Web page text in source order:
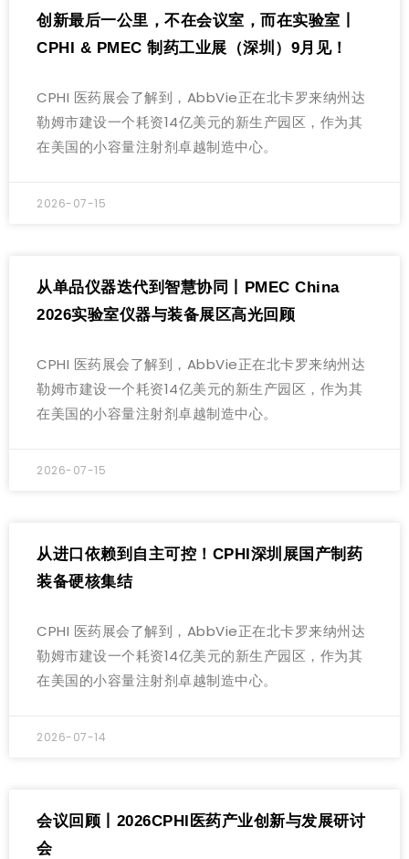
创新最后一公里，不在会议室，而在实验室丨
CPHI & PMEC 制药工业展（深圳）9月见！
CPHI 医药展会了解到，AbbVie正在北卡罗来纳州达
勒姆市建设一个耗资14亿美元的新生产园区，作为其
在美国的小容量注射剂卓越制造中心。
2026-07-15
从单品仪器迭代到智慧协同丨PMEC China
2026实验室仪器与装备展区高光回顾
CPHI 医药展会了解到，AbbVie正在北卡罗来纳州达
勒姆市建设一个耗资14亿美元的新生产园区，作为其
在美国的小容量注射剂卓越制造中心。
2026-07-15
从进口依赖到自主可控！CPHI深圳展国产制药
装备硬核集结
CPHI 医药展会了解到，AbbVie正在北卡罗来纳州达
勒姆市建设一个耗资14亿美元的新生产园区，作为其
在美国的小容量注射剂卓越制造中心。
2026-07-14
会议回顾丨2026CPHI医药产业创新与发展研讨
会